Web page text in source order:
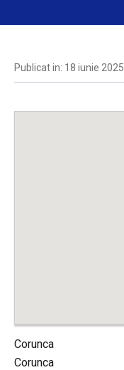
Publicat in: 18 iunie 2025
Corunca
Corunca